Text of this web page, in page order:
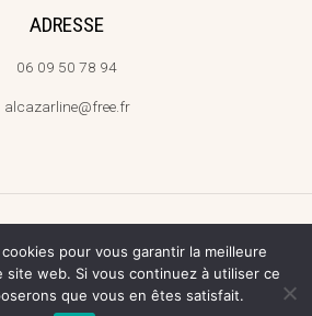
ADRESSE
06 09 50 78 94
alcazarline@free.fr
|Plan de site RGPD Mentions légales
SEO by
pour vous garantir la meilleure
site web. Si vous continuez à utiliser ce
que vous en êtes satisfait.